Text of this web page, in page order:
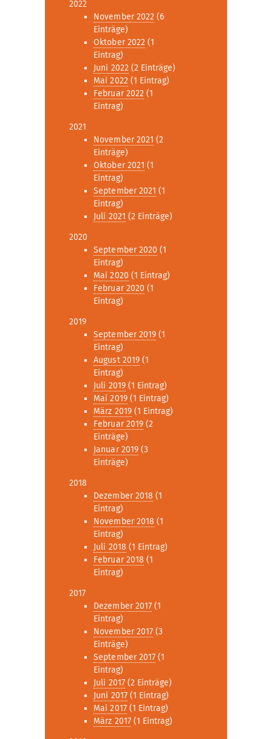
2022
November 2022 (6
Einträge)
Oktober 2022 (1
Eintrag)
Juni 2022 (2 Einträge)
Mai 2022 (1 Eintrag)
Februar 2022 (1
Eintrag)
2021
November 2021 (2
Einträge)
Oktober 2021 (1
Eintrag)
September 2021 (1
Eintrag)
Juli 2021 (2 Einträge)
2020
September 2020 (1
Eintrag)
Mai 2020 (1 Eintrag)
Februar 2020 (1
Eintrag)
2019
September 2019 (1
Eintrag)
August 2019 (1
Eintrag)
Juli 2019(1 Eintrag)
Mai 2019(1 Eintrag)
März 2019(1 Eintrag)
Februar 2019 (2
Einträge)
Januar 2019 (3
Einträge)
2018
Dezember 2018 (1
Eintrag)
November 2018 (1
Eintrag)
Juli 2018 (1 Eintrag)
Februar 2018 (1
Eintrag)
2017
Dezember 2017 (1
Eintrag)
November 2017 (3
Einträge)
September 2017 (1
Eintrag)
Juli 2017(2 Einträge)
Juni 2017(1 Eintrag)
Mai 2017(1 Eintrag)
März 2017(1 Eintrag)